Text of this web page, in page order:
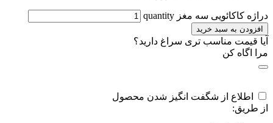
دراژه کاکائویی سه مغز quantity
افزودن به سبد خرید
آیا قیمت مناسب تری سراغ دارید؟
مرا اگاه کن
اطلاع از شگفت انگیز شدن محصول
از طریق: